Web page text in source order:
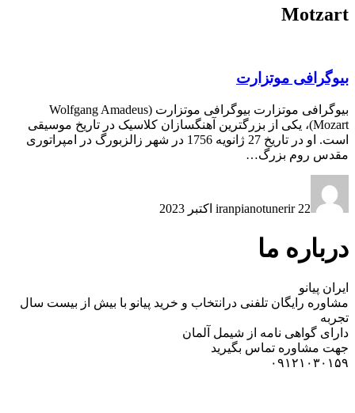
Motzart
بیوگرافی موتزارت
بیوگرافی موتزارت بیوگرافی موتزارت (Wolfgang Amadeus
Mozart)، یکی از بزرگترین آهنگسازان کلاسیک در تاریخ موسیقی
است. او در تاریخ 27 ژانویه 1756 در شهر زالزبورگ در امپراتوری
مقدس روم بزرگ…
iranpianotunerir 22 اکتبر 2023
درباره ما
ایران پیانو
مشاوره رایگان تلفنی درانتخاب و خرید پیانو با بیش از بیست سال
تجربه
دارای گواهی نامه از شیمل آلمان
جهت مشاوره تماس بگیرید
۰۹۱۲۱۰۳۰۱۵۹